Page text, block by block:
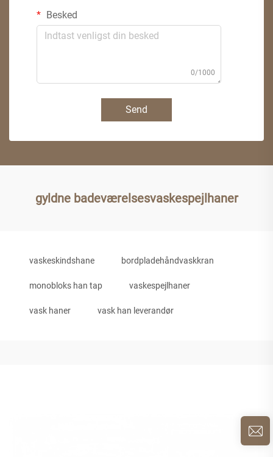
Besked
0/1000
Send
gyldne badeværelsesvaskespejlhaner
vaskeskindshane bordpladehåndvaskkran
monobloks han tap vaskespejlhaner
vask haner vask han leverandør